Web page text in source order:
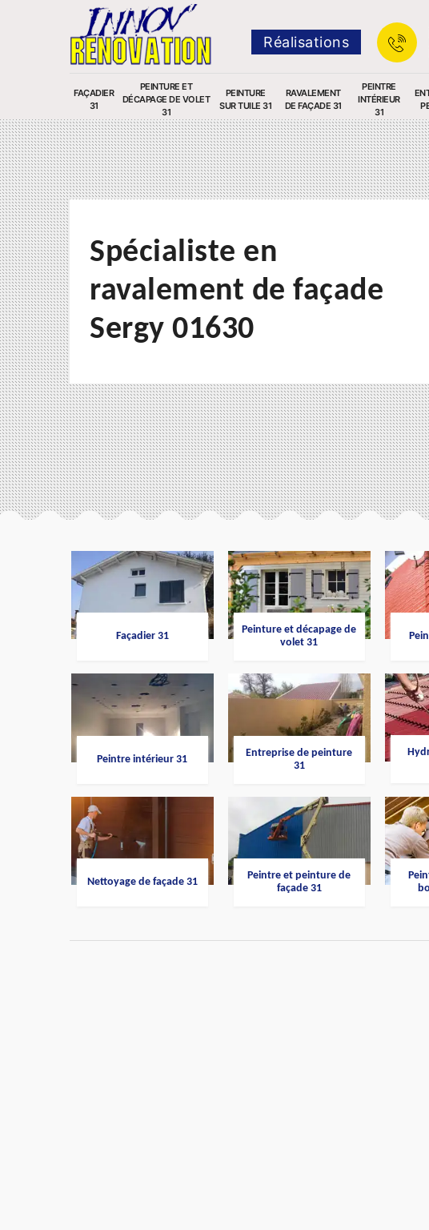
Réalisations
FAÇADIER
31
PEINTURE ET
DÉCAPAGE DE VOLET
31
PEINTURE
SUR TUILE 31
RAVALEMENT
DE FAÇADE 31
PEINTRE
INTÉRIEUR
31
Spécialiste en
ravalement de façade
Sergy 01630
Façadier 31
Peinture et décapage de
volet 31
Peintre intérieur 31
Entreprise de peinture
31
Nettoyage de façade 31
Peintre et peinture de
façade 31